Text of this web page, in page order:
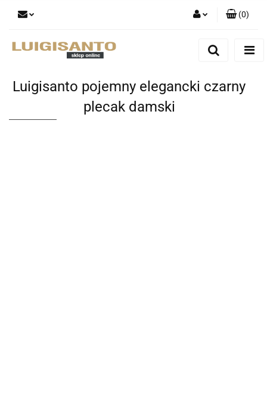
Dodaj zgłoszenie
(0)
Luigisanto pojemny elegancki czarny
plecak damski